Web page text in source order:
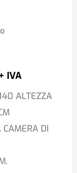
IVA
ALTEZZA
DI